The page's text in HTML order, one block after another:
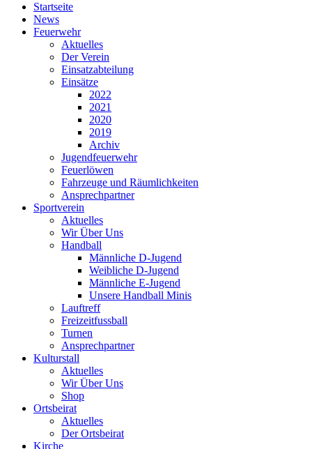
Startseite
News
Feuerwehr
Aktuelles
Der Verein
Einsatzabteilung
Einsätze
2022
2021
2020
2019
Archiv
Jugendfeuerwehr
Feuerlöwen
Fahrzeuge und Räumlichkeiten
Ansprechpartner
Sportverein
Aktuelles
Wir Über Uns
Handball
Männliche D-Jugend
Weibliche D-Jugend
Männliche E-Jugend
Unsere Handball Minis
Lauftreff
Freizeitfussball
Turnen
Ansprechpartner
Kulturstall
Aktuelles
Wir Über Uns
Shop
Ortsbeirat
Aktuelles
Der Ortsbeirat
Kirche